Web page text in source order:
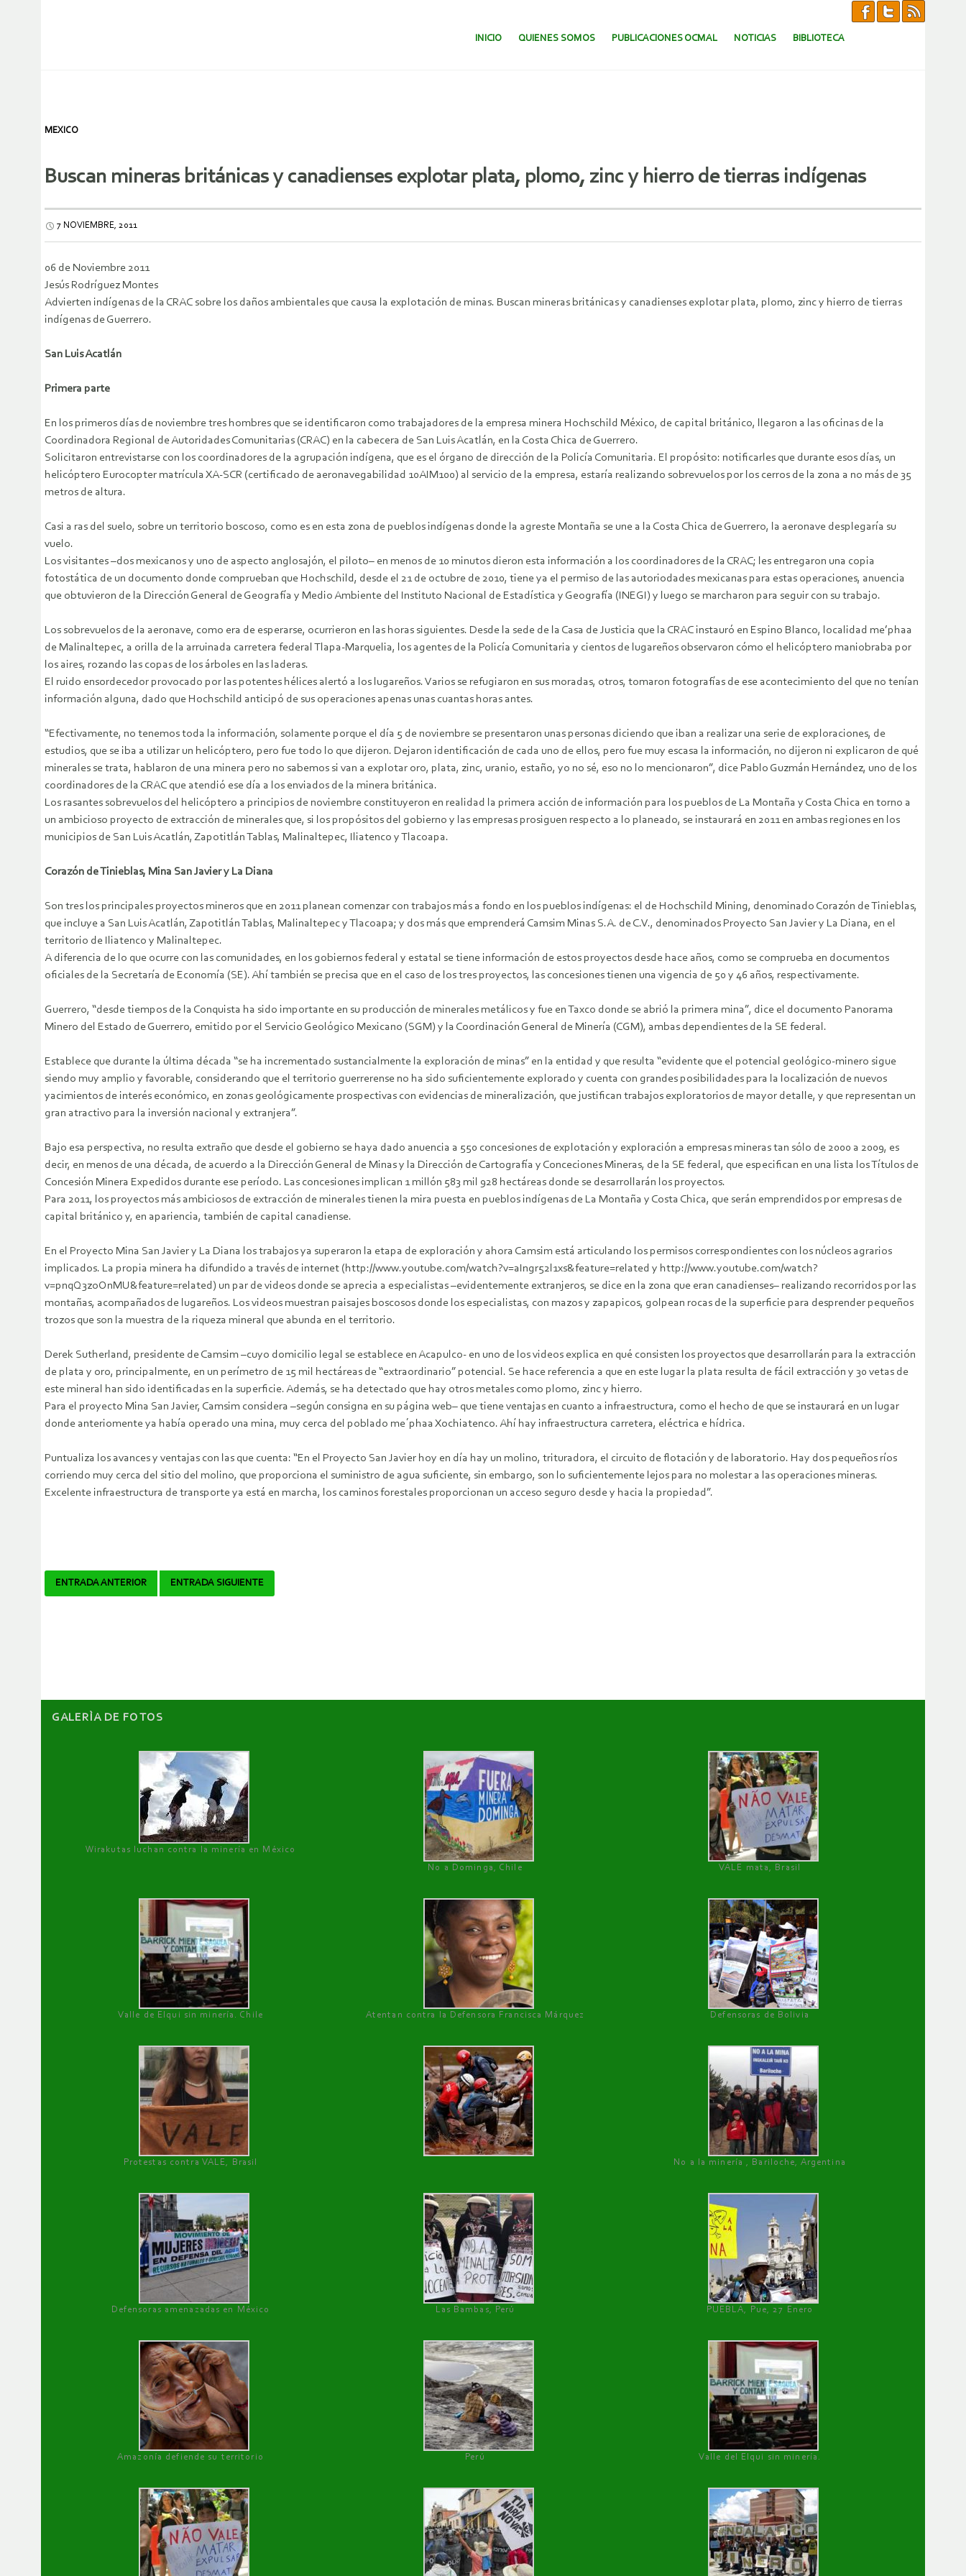
SALTAR AL CONTENIDO.
INICIO QUIENES SOMOS PUBLICACIONES OCMAL NOTICIAS BIBLIOTECA
MEXICO
Buscan mineras británicas y canadienses explotar plata, plomo, zinc y hierro de tierras indígenas
7 NOVIEMBRE, 2011
06 de Noviembre 2011
Jesús Rodríguez Montes
Advierten indígenas de la CRAC sobre los daños ambientales que causa la explotación de minas. Buscan mineras británicas y canadienses explotar plata, plomo, zinc y hierro de tierras
indígenas de Guerrero.
San Luis Acatlán
Primera parte
En los primeros días de noviembre tres hombres que se identificaron como trabajadores de la empresa minera Hochschild México, de capital británico, llegaron a las oficinas de la
Coordinadora Regional de Autoridades Comunitarias (CRAC) en la cabecera de San Luis Acatlán, en la Costa Chica de Guerrero.
Solicitaron entrevistarse con los coordinadores de la agrupación indígena, que es el órgano de dirección de la Policía Comunitaria. El propósito: notificarles que durante esos días, un
helicóptero Eurocopter matrícula XA-SCR (certificado de aeronavegabilidad 10AIM100) al servicio de la empresa, estaría realizando sobrevuelos por los cerros de la zona a no más de 35
metros de altura.
Casi a ras del suelo, sobre un territorio boscoso, como es en esta zona de pueblos indígenas donde la agreste Montaña se une a la Costa Chica de Guerrero, la aeronave desplegaría su
vuelo.
Los visitantes –dos mexicanos y uno de aspecto anglosajón, el piloto– en menos de 10 minutos dieron esta información a los coordinadores de la CRAC; les entregaron una copia
fotostática de un documento donde comprueban que Hochschild, desde el 21 de octubre de 2010, tiene ya el permiso de las autoriodades mexicanas para estas operaciones, anuencia
que obtuvieron de la Dirección General de Geografía y Medio Ambiente del Instituto Nacional de Estadística y Geografía (INEGI) y luego se marcharon para seguir con su trabajo.
Los sobrevuelos de la aeronave, como era de esperarse, ocurrieron en las horas siguientes. Desde la sede de la Casa de Justicia que la CRAC instauró en Espino Blanco, localidad me’phaa
de Malinaltepec, a orilla de la arruinada carretera federal Tlapa-Marquelia, los agentes de la Policía Comunitaria y cientos de lugareños observaron cómo el helicóptero maniobraba por
los aires, rozando las copas de los árboles en las laderas.
El ruido ensordecedor provocado por las potentes hélices alertó a los lugareños. Varios se refugiaron en sus moradas, otros, tomaron fotografías de ese acontecimiento del que no tenían
información alguna, dado que Hochschild anticipó de sus operaciones apenas unas cuantas horas antes.
“Efectivamente, no tenemos toda la información, solamente porque el día 5 de noviembre se presentaron unas personas diciendo que iban a realizar una serie de exploraciones, de
estudios, que se iba a utilizar un helicóptero, pero fue todo lo que dijeron. Dejaron identificación de cada uno de ellos, pero fue muy escasa la información, no dijeron ni explicaron de qué
minerales se trata, hablaron de una minera pero no sabemos si van a explotar oro, plata, zinc, uranio, estaño, yo no sé, eso no lo mencionaron”, dice Pablo Guzmán Hernández, uno de los
coordinadores de la CRAC que atendió ese día a los enviados de la minera británica.
Los rasantes sobrevuelos del helicóptero a principios de noviembre constituyeron en realidad la primera acción de información para los pueblos de La Montaña y Costa Chica en torno a
un ambicioso proyecto de extracción de minerales que, si los propósitos del gobierno y las empresas prosiguen respecto a lo planeado, se instaurará en 2011 en ambas regiones en los
municipios de San Luis Acatlán, Zapotitlán Tablas, Malinaltepec, Iliatenco y Tlacoapa.
Corazón de Tinieblas, Mina San Javier y La Diana
Son tres los principales proyectos mineros que en 2011 planean comenzar con trabajos más a fondo en los pueblos indígenas: el de Hochschild Mining, denominado Corazón de Tinieblas,
que incluye a San Luis Acatlán, Zapotitlán Tablas, Malinaltepec y Tlacoapa; y dos más que emprenderá Camsim Minas S.A. de C.V., denominados Proyecto San Javier y La Diana, en el
territorio de Iliatenco y Malinaltepec.
A diferencia de lo que ocurre con las comunidades, en los gobiernos federal y estatal se tiene información de estos proyectos desde hace años, como se comprueba en documentos
oficiales de la Secretaría de Economía (SE). Ahí también se precisa que en el caso de los tres proyectos, las concesiones tienen una vigencia de 50 y 46 años, respectivamente.
Guerrero, “desde tiempos de la Conquista ha sido importante en su producción de minerales metálicos y fue en Taxco donde se abrió la primera mina”, dice el documento Panorama
Minero del Estado de Guerrero, emitido por el Servicio Geológico Mexicano (SGM) y la Coordinación General de Minería (CGM), ambas dependientes de la SE federal.
Establece que durante la última década “se ha incrementado sustancialmente la exploración de minas” en la entidad y que resulta “evidente que el potencial geológico-minero sigue
siendo muy amplio y favorable, considerando que el territorio guerrerense no ha sido suficientemente explorado y cuenta con grandes posibilidades para la localización de nuevos
yacimientos de interés económico, en zonas geológicamente prospectivas con evidencias de mineralización, que justifican trabajos exploratorios de mayor detalle, y que representan un
gran atractivo para la inversión nacional y extranjera”.
Bajo esa perspectiva, no resulta extraño que desde el gobierno se haya dado anuencia a 550 concesiones de explotación y exploración a empresas mineras tan sólo de 2000 a 2009, es
decir, en menos de una década, de acuerdo a la Dirección General de Minas y la Dirección de Cartografía y Conceciones Mineras, de la SE federal, que especifican en una lista los Títulos de
Concesión Minera Expedidos durante ese período. Las concesiones implican 1 millón 583 mil 928 hectáreas donde se desarrollarán los proyectos.
Para 2011, los proyectos más ambiciosos de extracción de minerales tienen la mira puesta en pueblos indígenas de La Montaña y Costa Chica, que serán emprendidos por empresas de
capital británico y, en apariencia, también de capital canadiense.
En el Proyecto Mina San Javier y La Diana los trabajos ya superaron la etapa de exploración y ahora Camsim está articulando los permisos correspondientes con los núcleos agrarios
implicados. La propia minera ha difundido a través de internet (http://www.youtube.com/watch?v=aIngr52l1xs&feature=related y http://www.youtube.com/watch?
v=pnqQ3zoOnMU&feature=related) un par de videos donde se aprecia a especialistas –evidentemente extranjeros, se dice en la zona que eran canadienses– realizando recorridos por las
montañas, acompañados de lugareños. Los videos muestran paisajes boscosos donde los especialistas, con mazos y zapapicos, golpean rocas de la superficie para desprender pequeños
trozos que son la muestra de la riqueza mineral que abunda en el territorio.
Derek Sutherland, presidente de Camsim –cuyo domicilio legal se establece en Acapulco- en uno de los videos explica en qué consisten los proyectos que desarrollarán para la extracción
de plata y oro, principalmente, en un perímetro de 15 mil hectáreas de “extraordinario” potencial. Se hace referencia a que en este lugar la plata resulta de fácil extracción y 30 vetas de
este mineral han sido identificadas en la superficie. Además, se ha detectado que hay otros metales como plomo, zinc y hierro.
Para el proyecto Mina San Javier, Camsim considera –según consigna en su página web– que tiene ventajas en cuanto a infraestructura, como el hecho de que se instaurará en un lugar
donde anteriomente ya había operado una mina, muy cerca del poblado me´phaa Xochiatenco. Ahí hay infraestructura carretera, eléctrica e hídrica.
Puntualiza los avances y ventajas con las que cuenta: “En el Proyecto San Javier hoy en día hay un molino, trituradora, el circuito de flotación y de laboratorio. Hay dos pequeños ríos
corriendo muy cerca del sitio del molino, que proporciona el suministro de agua suficiente, sin embargo, son lo suficientemente lejos para no molestar a las operaciones mineras.
Excelente infraestructura de transporte ya está en marcha, los caminos forestales proporcionan un acceso seguro desde y hacia la propiedad”.
Navegador
ENTRADA ANTERIOR ENTRADA SIGUIENTE
GALERÌA DE FOTOS
Wirakutas luchan contra la minería en México
No a Dominga, Chile
VALE mata, Brasil
Valle de Elqui sin minería. Chile Atentan contra la Defensora Francisca Márquez Defensoras de Bolivia
Protestas contra VALE, Brasil No a la minería , Bariloche, Argentina
Defensoras amenazadas en México Las Bambas, Perú PUEBLA, Pue, 27 Enero
Amazonía defiende su territorio Perú Valle del Elqui sin minería.